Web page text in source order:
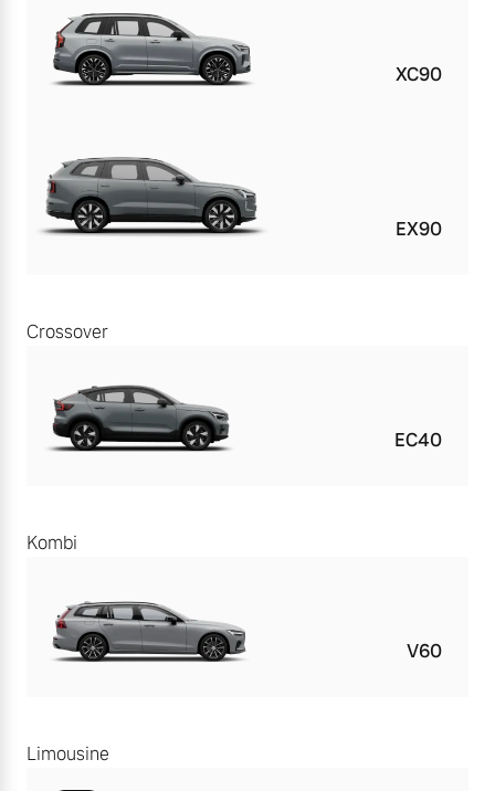
XC90
EX90
Crossover
EC40
Kombi
V60
Limousine